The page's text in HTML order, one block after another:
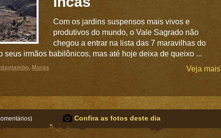
Com os jardins suspensos mais vivos e
produtivos do mundo, o Vale Sagrado não
chegou a entrar na lista das 7 maravilhas do
seus irmãos babilônicos, mas até hoje deixa de queixo ...
Veja mais
, Maras
) Confira as fotos deste dia